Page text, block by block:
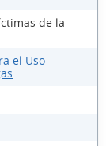
de la
el Uso